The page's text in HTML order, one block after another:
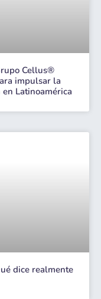
Cellus®
impulsar la
Latinoamérica
dice realmente